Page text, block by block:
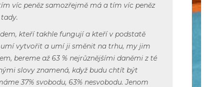
víc peněz samozřejmě má a tím víc peněz
kteří takhle fungují a kteří v podstatě
vytvořit a umí ji směnit na trhu, my jim
bereme až 63 % nejrůznějšími daněmi z té
slovy znamená, když budu chtít být
37% svobodu, 63% nesvobodu. Jenom